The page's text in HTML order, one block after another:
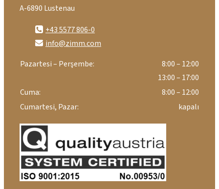
A-6890 Lustenau
+43 5577 806-0
info@zimm.com
Pazartesi – Perşembe:
8:00 – 12:00
13:00 – 17:00
Cuma:
8:00 – 12:00
Cumartesi, Pazar:
kapalı